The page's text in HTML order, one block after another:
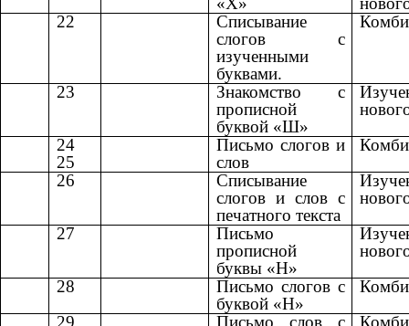
22
Списывание
слогов с
изученными
буквами.
23
Знакомство с
прописной
буквой «Ш»
24
25
Письмо слогов и
слов
26
Списывание
слогов и слов с
печатного текста
27
Письмо
прописной
буквы «Н»
28
Письмо слогов с
буквой «Н»
29
Письмо слов с